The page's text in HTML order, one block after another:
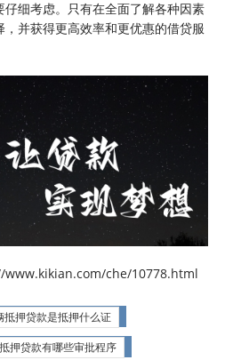
细考虑。只有在全面了解各种因素
并获得更高效率和更优惠的借贷服
www.kikian.com/che/10778.html
抵押贷款是抵押什么证
押贷款有哪些审批程序